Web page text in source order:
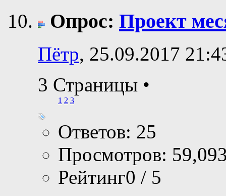
Опрос: Проект
Пётр, 25.09.2017
3 Страницы •
1 2 3
Ответов: 25
Просмотров:
Рейтинг0 / 5